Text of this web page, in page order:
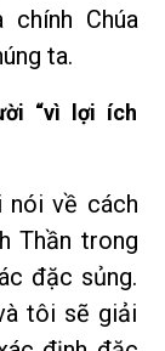
Chúa
ta.
“vì lợi ích
nói về cách
Thần trong
đặc sủng.
tôi sẽ giải